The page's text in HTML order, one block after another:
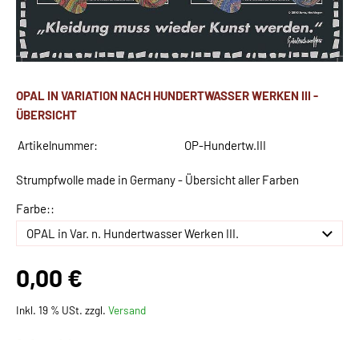
OPAL IN VARIATION NACH HUNDERTWASSER WERKEN III -
ÜBERSICHT
Artikelnummer: OP-Hundertw.III
Strumpfwolle made in Germany - Übersicht aller Farben
Farbe::
0,00 €
Inkl. 19 % USt. zzgl. Versand